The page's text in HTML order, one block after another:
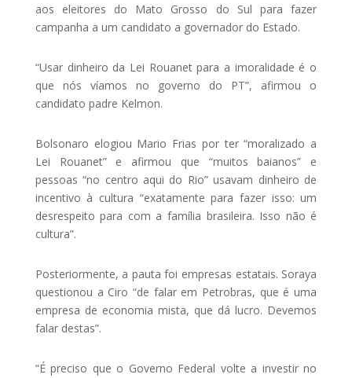
aos eleitores do Mato Grosso do Sul para fazer
campanha a um candidato a governador do Estado.
“Usar dinheiro da Lei Rouanet para a imoralidade é o
que nós víamos no governo do PT”, afirmou o
candidato padre Kelmon.
Bolsonaro elogiou Mario Frias por ter “moralizado a
Lei Rouanet” e afirmou que “muitos baianos” e
pessoas “no centro aqui do Rio” usavam dinheiro de
incentivo à cultura “exatamente para fazer isso: um
desrespeito para com a família brasileira. Isso não é
cultura”.
Posteriormente, a pauta foi empresas estatais. Soraya
questionou a Ciro “de falar em Petrobras, que é uma
empresa de economia mista, que dá lucro. Devemos
falar destas”.
“É preciso que o Governo Federal volte a investir no